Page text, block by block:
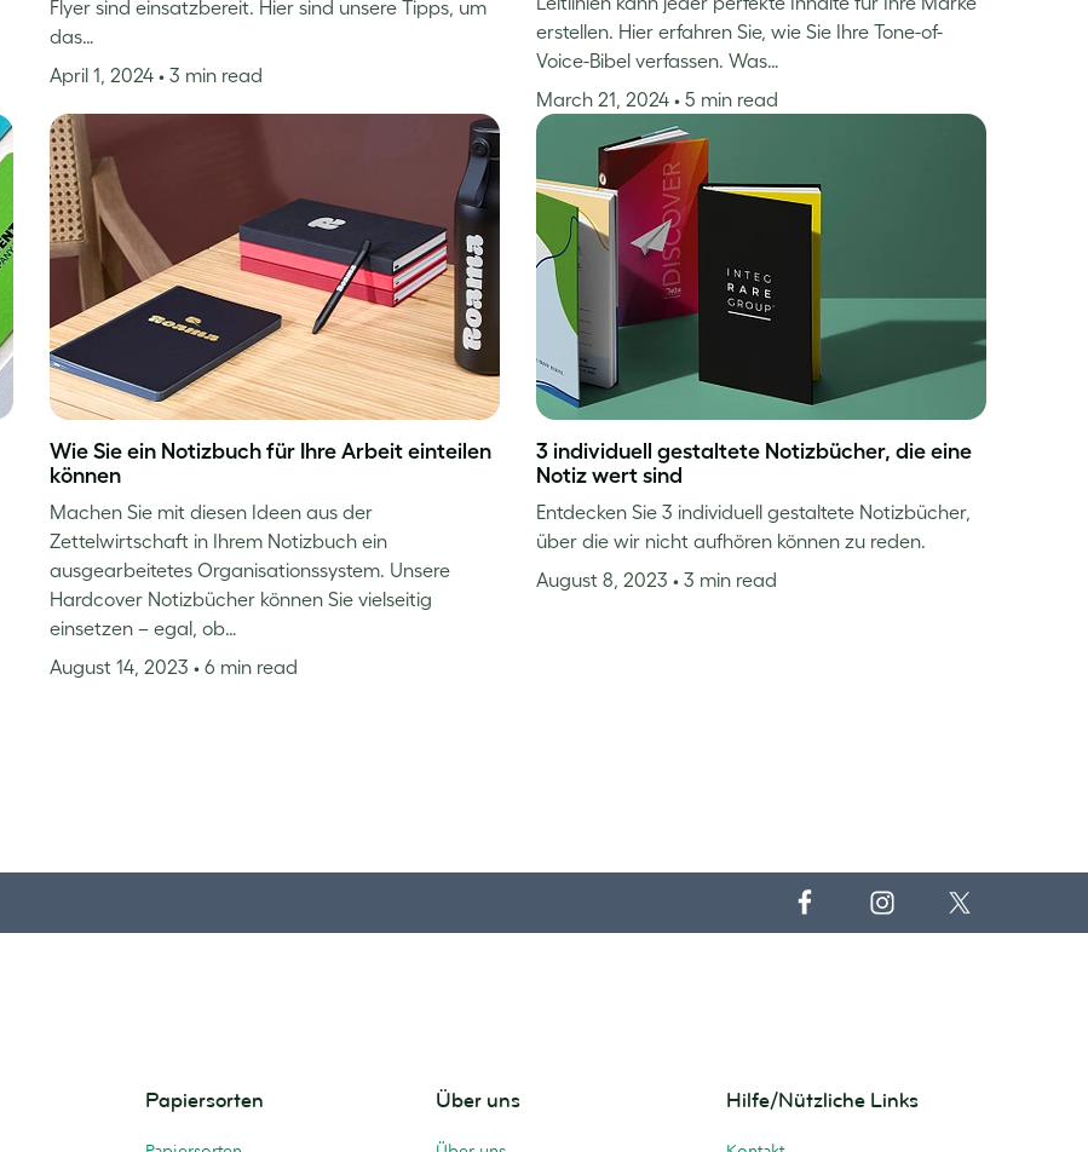
Flyer sind einsatzbereit. Hier sind unsere Tipps, um
das…
April 1, 2024 • 3 min read
erstellen. Hier erfahren Sie, wie Sie Ihre Tone-of-
Voice-Bibel verfassen. Was…
March 21, 2024 • 5 min read
Wie Sie ein Notizbuch für Ihre Arbeit einteilen
können
Machen Sie mit diesen Ideen aus der
Zettelwirtschaft in Ihrem Notizbuch ein
ausgearbeitetes Organisationssystem. Unsere
Hardcover Notizbücher können Sie vielseitig
einsetzen – egal, ob…
August 14, 2023 • 6 min read
3 individuell gestaltete Notizbücher, die eine
Notiz wert sind
Entdecken Sie 3 individuell gestaltete Notizbücher,
über die wir nicht aufhören können zu reden.
August 8, 2023 • 3 min read
Papiersorten Über uns Hilfe/Nützliche Links